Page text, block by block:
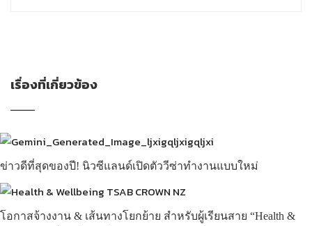
เรื่องที่เกี่ยวข้อง
ข่าวดีที่สุดของปี! นิวซีแลนด์เปิดตัววีซ่าทำงานแบบใหม่
โอกาสจ้างงาน & เส้นทางโยกย้าย สำหรับผู้เรียนสาย “Health &